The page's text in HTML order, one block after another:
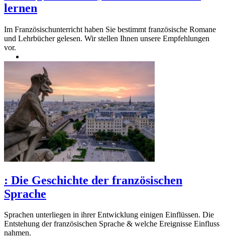
lernen
Im Französischunterricht haben Sie bestimmt französische Romane
und Lehrbücher gelesen. Wir stellen Ihnen unsere Empfehlungen
vor.
: Die Geschichte der französischen
Sprache
Sprachen unterliegen in ihrer Entwicklung einigen Einflüssen. Die
Entstehung der französischen Sprache & welche Ereignisse Einfluss
nahmen.